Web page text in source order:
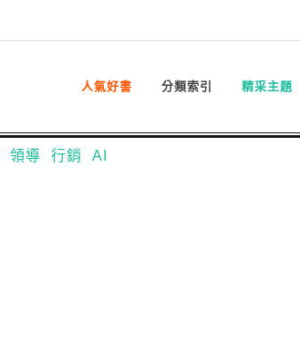
人氣好書 分類索引 精采主題
領導 行銷 AI